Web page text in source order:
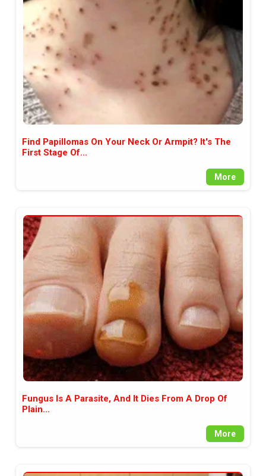
аудитория, затова държим на
прозрачност и коректност от
наша страна. Поднасяме ви
новините такива, каквито са. В
пълния си потенциал.
Find Papillomas On Your Neck Or Armpit? It's The
First Stage Of...
More
Fungus Is A Parasite, And It Dies From A Drop Of
Plain...
More